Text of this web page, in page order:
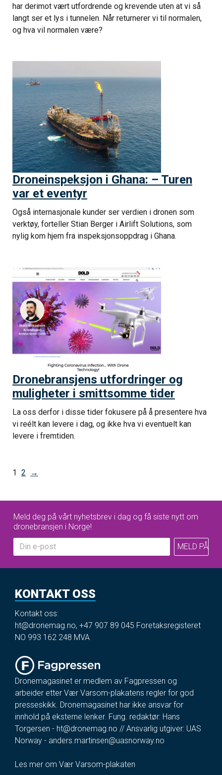
har derimot vært utfordrende og krevende uten at vi så
langt ser et lys i tunnelen. Når returnerer vi til normalen,
og hva vil normalen være?
Droneinspeksjon i Ghana: – Turen
var et eventyr
Også internasjonale kunder ser verdien i dronen som
verktøy, forteller Stian Berger i Airlift Solutions, som
nylig kom hjem fra inspeksjonsoppdrag i Ghana.
Dronebransjens utfordringer og
muligheter i smittsomme tider
La oss derfor i disse tider fokusere på å presentere hva
vi reélt kan levere i dag, og ikke hva vi eventuelt kan
levere i fremtiden.
1 2 →
Meld deg på vårt nyhetsbrev i dag og få siste nytt om
dronebransjen i Norge!
KONTAKT OSS
Kontakt oss:
ht@dronemag.no, +47 907 89 045 Foretaksregisteret
NO 993 162 248 MVA
Dronemagasinet er medlem av Fagpressen og
arbeider etter Vær Varsom-plakatens regler for god
presseskikk. Dronemagasinet har ikke ansvar for
innhold på eksterne lenker. Fung. redaktør: Hans
Torgersen - ht@dronemag.no // Ansvarlig utgiver: UAS
Norway - anders.martinsen@uasnorway.no
Les mer om Vær Varsom-plakaten